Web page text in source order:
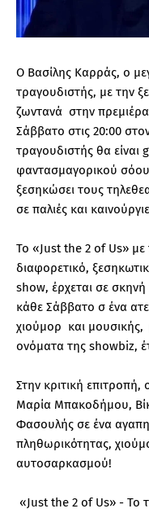
Ο Βασίλης Καρράς, ο
τραγουδιστής, με την
ζωντανά στην
Σάββατο στις 20:00
τραγουδιστής θα
φαντασμαγορικού
ξεσηκώσει τους
σε παλιές και
Το «Just the 2 of Us»
διαφορετικό,
show, έρχεται σε
κάθε Σάββατο σ ένα
χιούμορ και
ονόματα της showbiz,
Στην κριτική επιτροπή,
Μαρία Μπακοδήμου,
Φασουλής σε ένα
πληθωρικότητας,
αυτοσαρκασμού!
«Just the 2 of Us» - Το